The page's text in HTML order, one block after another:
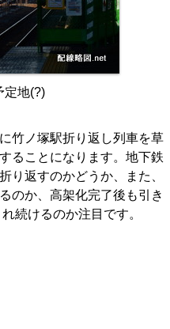
定地(?)
竹ノ塚駅折り返し列車を草
ることになります。地下鉄
り返すのかどうか、また、
のか、高架化完了後も引き
続けるのか注目です。